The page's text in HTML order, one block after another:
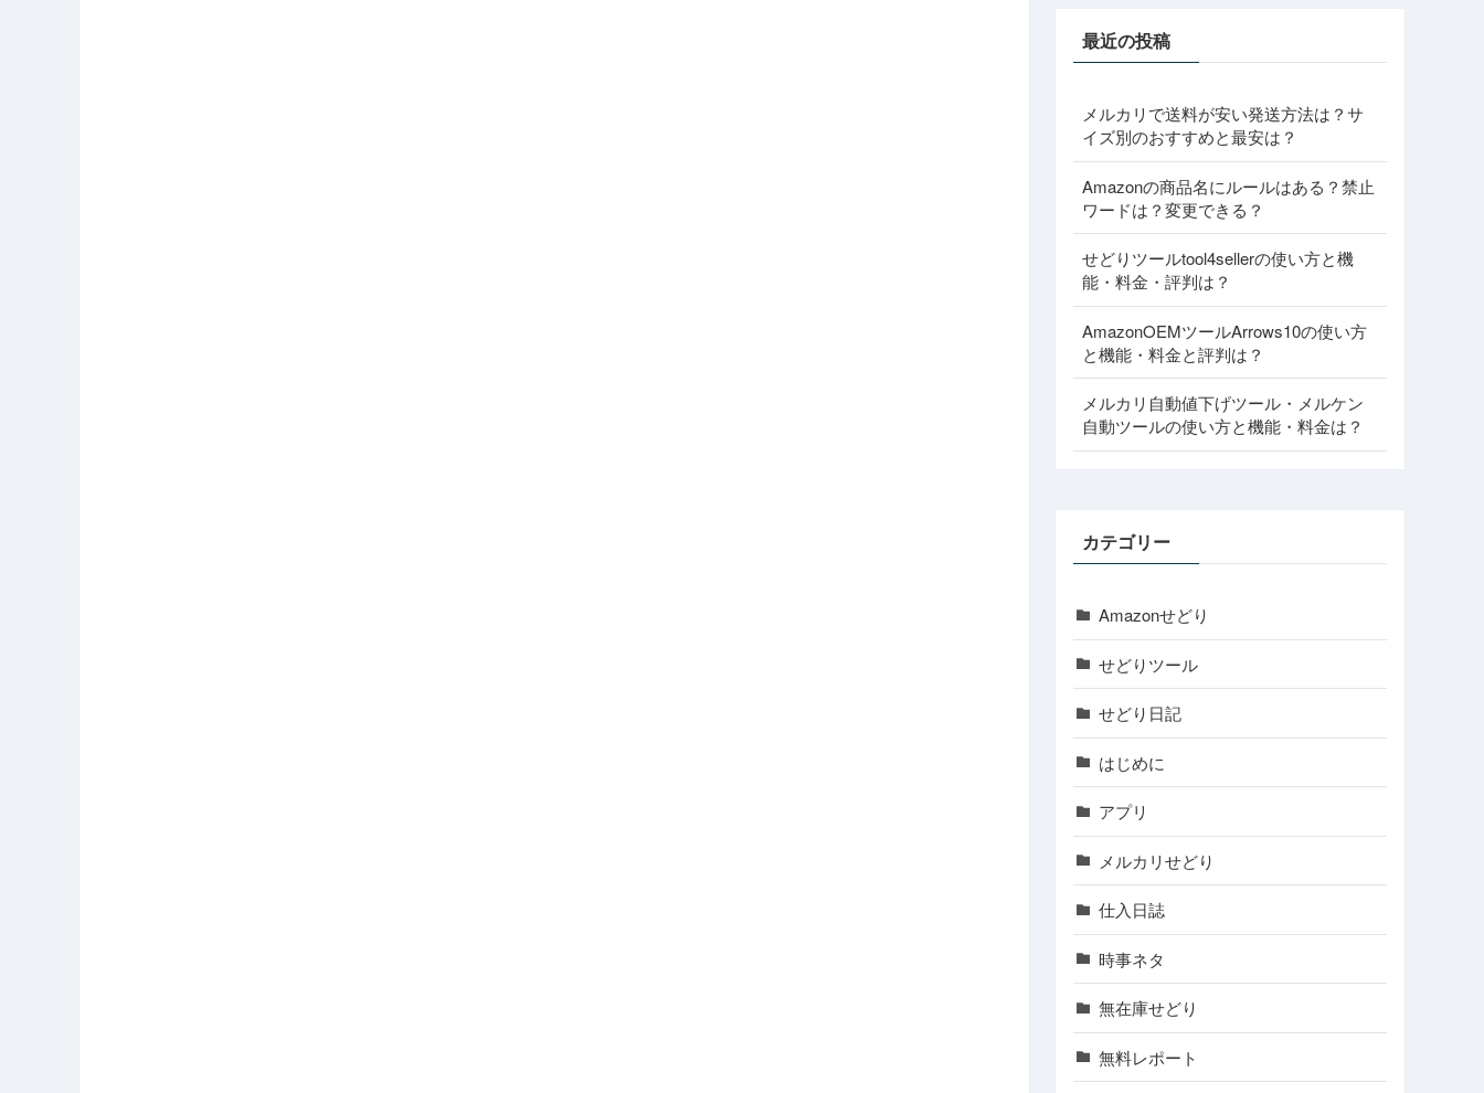
最近の投稿
メルカリで送料が安い発送方法は？サ
イズ別のおすすめと最安は？
Amazonの商品名にルールはある？禁止
ワードは？変更できる？
せどりツールtool4sellerの使い方と機
能・料金・評判は？
AmazonOEMツールArrows10の使い方
と機能・料金と評判は？
メルカリ自動値下げツール・メルケン
自動ツールの使い方と機能・料金は？
カテゴリー
Amazonせどり
せどりツール
せどり日記
はじめに
アプリ
メルカリせどり
仕入日誌
時事ネタ
無在庫せどり
無料レポート